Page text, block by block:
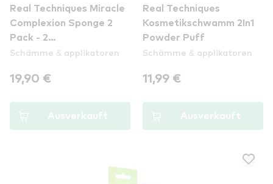
Real Techniques Miracle
Complexion Sponge 2
Pack - 2
Kosmetikschwämmchen
Schämme & applikatoren
19,90 €
Ausverkauft
Real Techniques
Kosmetikschwamm 2In1
Powder Puff
Schämme & applikatoren
11,99 €
Ausverkauft